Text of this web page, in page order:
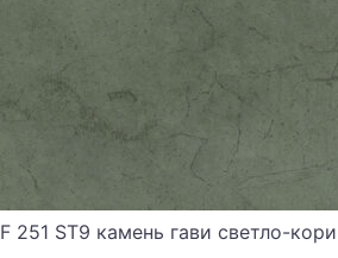
F 251 ST9 камень гави светло-